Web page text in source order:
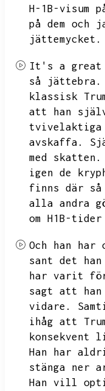
H-1B-visum
på dem och
jättemycket.
It's a great
så jättebra.
klassisk
att han
tvivelaktiga
avskaffa.
med skatten.
igen de
finns där så
alla andra
om H1B-tider
Och han har
sant det han
har varit för
sagt att han
vidare.
ihåg att
konsekvent
Han har
stänga ner
Han vill